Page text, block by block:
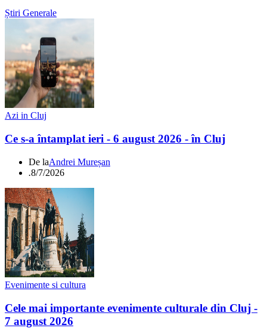
Știri Generale
Azi in Cluj
Ce s-a întamplat ieri - 6 august 2026 - în Cluj
De laAndrei Mureșan
.8/7/2026
Evenimente si cultura
Cele mai importante evenimente culturale din Cluj -
7 august 2026